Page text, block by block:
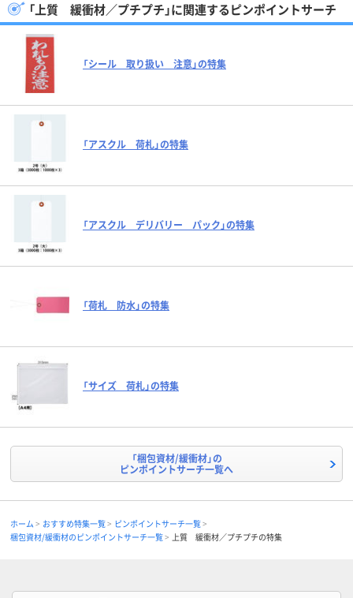
「上質 緩衝材／プチプチ」に関連するピンポイントサーチ
「シール 取り扱い 注意」の特集
「アスクル 荷札」の特集
「アスクル デリバリー パック」の特集
「荷札 防水」の特集
「サイズ 荷札」の特集
「梱包資材/緩衝材」の
ピンポイントサーチ一覧へ
ホーム おすすめ特集一覧
ピンポイントサーチ一覧
梱包資材/緩衝材のピンポイントサーチ一覧
上質 緩衝材／プチプチの特集